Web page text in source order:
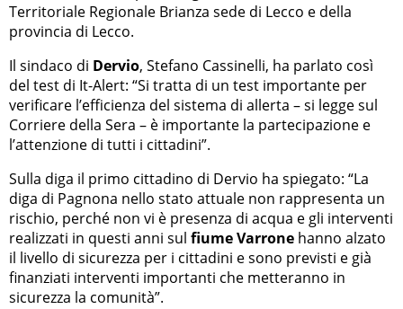
Territoriale Regionale Brianza sede di Lecco e della
provincia di Lecco.
Il sindaco di Dervio, Stefano Cassinelli, ha parlato così
del test di It-Alert: “Si tratta di un test importante per
verificare l’efficienza del sistema di allerta – si legge sul
Corriere della Sera – è importante la partecipazione e
l’attenzione di tutti i cittadini”.
Sulla diga il primo cittadino di Dervio ha spiegato: “La
diga di Pagnona nello stato attuale non rappresenta un
rischio, perché non vi è presenza di acqua e gli interventi
realizzati in questi anni sul fiume Varrone hanno alzato
il livello di sicurezza per i cittadini e sono previsti e già
finanziati interventi importanti che metteranno in
sicurezza la comunità”.